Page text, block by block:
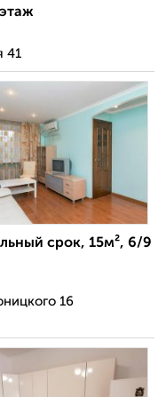
41
срок, 15м², 6/9
16